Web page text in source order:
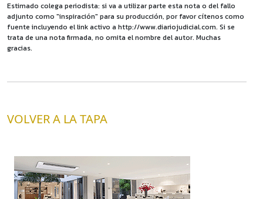
Estimado colega periodista: si va a utilizar parte esta nota o del fallo
adjunto como "inspiración" para su producción, por favor cítenos como
fuente incluyendo el link activo a http://www.diariojudicial.com. Si se
trata de una nota firmada, no omita el nombre del autor. Muchas
gracias.
VOLVER A LA TAPA